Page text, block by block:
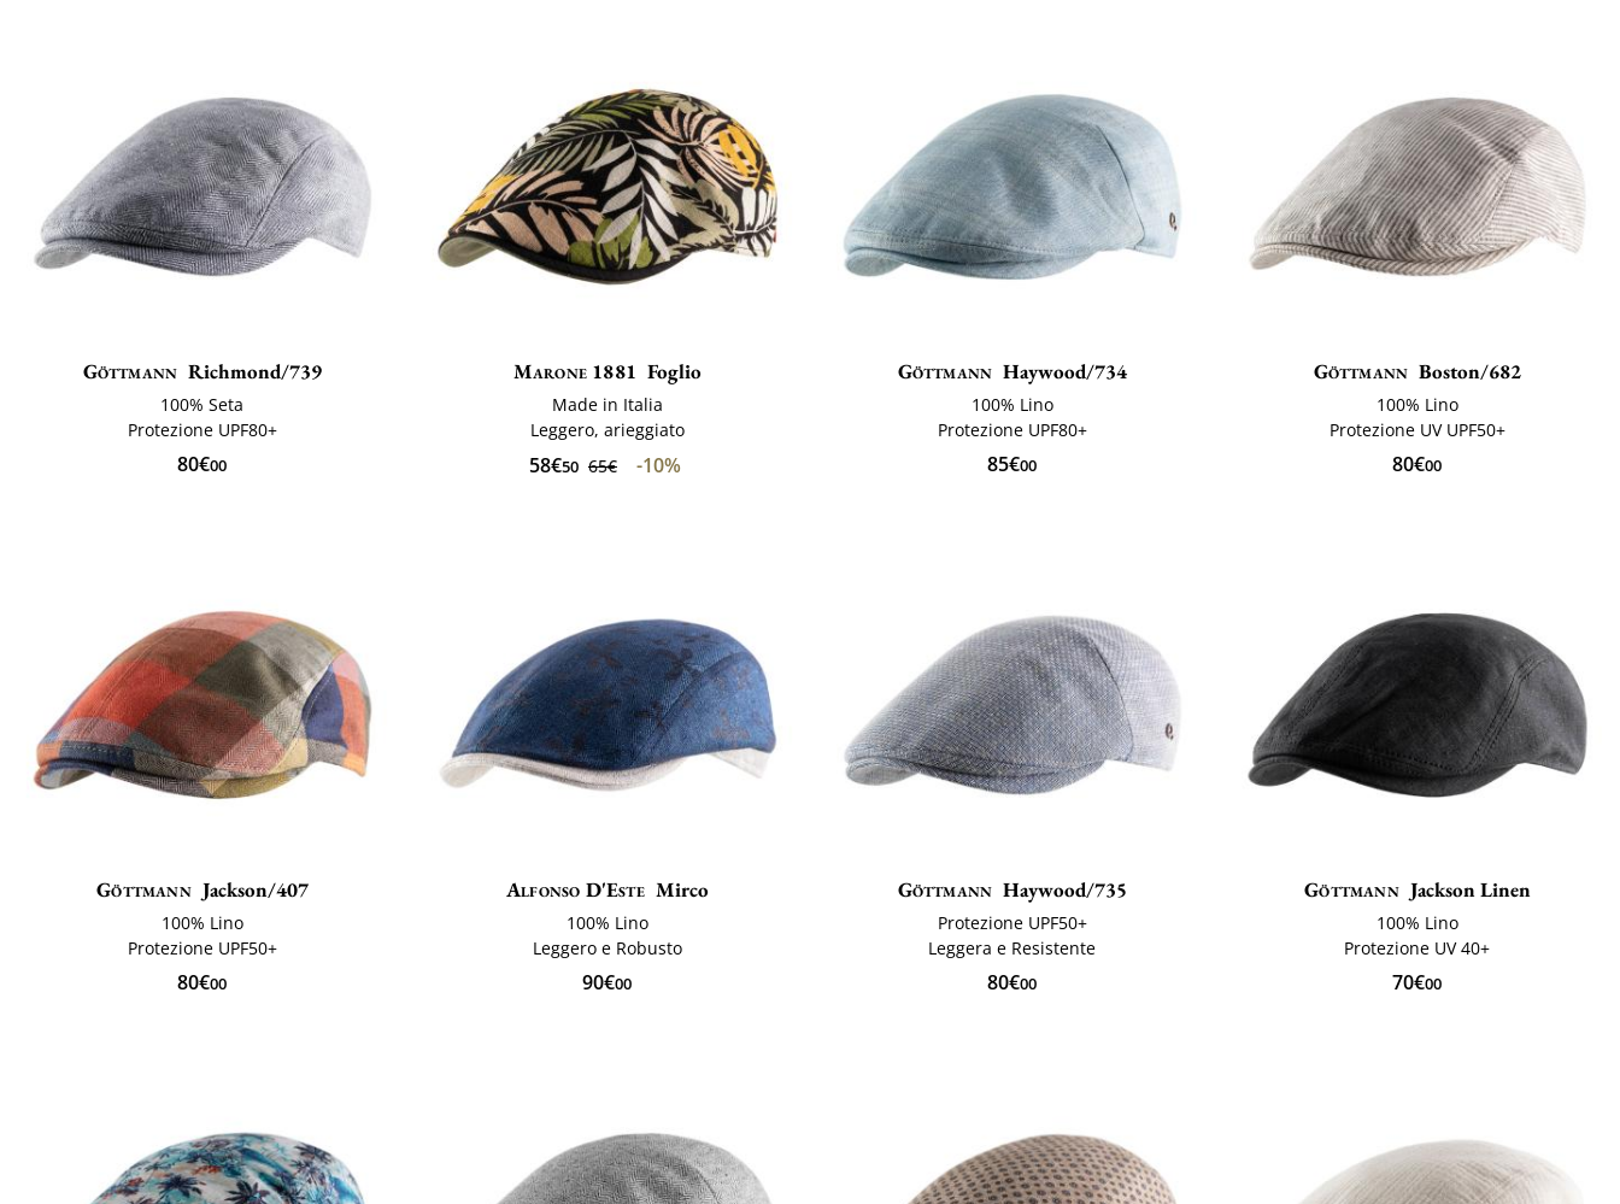
Göttmann Richmond/739
100% Seta
Protezione UPF80+
80€00
Marone 1881 Foglio
Made in Italia
Leggero, arieggiato
58€50 65€ -10%
Göttmann Haywood/734
100% Lino
Protezione UPF80+
85€00
Göttmann Boston/682
100% Lino
Protezione UV UPF50+
80€00
Göttmann Jackson/407
100% Lino
Protezione UPF50+
80€00
Alfonso D'Este Mirco
100% Lino
Leggero e Robusto
90€00
Göttmann Haywood/735
Protezione UPF50+
Leggera e Resistente
80€00
Göttmann Jackson Linen
100% Lino
Protezione UV 40+
70€00